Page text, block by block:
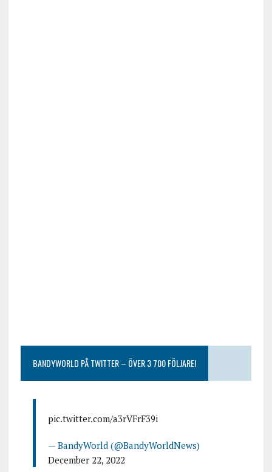
BANDYWORLD PÅ TWITTER – ÖVER 3 700 FÖLJARE!
pic.twitter.com/a3rVFrF39i
— BandyWorld (@BandyWorldNews)
December 22, 2022